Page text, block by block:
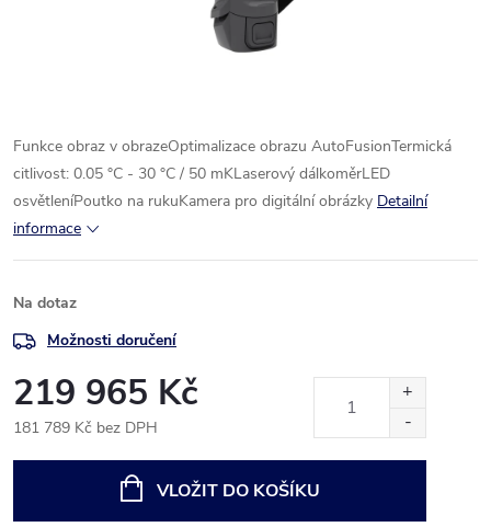
Funkce obraz v obrazeOptimalizace obrazu AutoFusionTermická
citlivost: 0.05 °C - 30 °C / 50 mKLaserový dálkoměrLED
osvětleníPoutko na rukuKamera pro digitální obrázky Detailní
informace
Na dotaz
Možnosti doručení
219 965 Kč
181 789 Kč bez DPH
VLOŽIT DO KOŠÍKU